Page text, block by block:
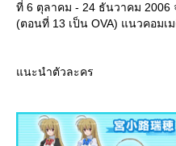
ที่ 6 ตุลาคม - 24 ธันวาคม
(ตอนที่ 13 เป็น OVA) แนวคอมเ
นะนำตัวละคร